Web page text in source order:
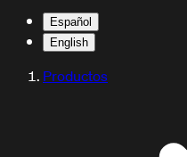
Español
English
Productos